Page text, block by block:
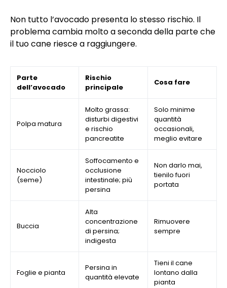
Non tutto l’avocado presenta lo stesso rischio. Il
problema cambia molto a seconda della parte che
il tuo cane riesce a raggiungere.
Parte
dell’avocado
Rischio
principale
Cosa fare
Polpa matura
Molto grassa:
disturbi digestivi
e rischio
pancreatite
Solo minime
quantità
occasionali,
meglio evitare
Nocciolo
(seme)
Soffocamento e
occlusione
intestinale; più
persina
Non darlo mai,
tienilo fuori
portata
Buccia
Alta
concentrazione
di persina;
indigesta
Rimuovere
sempre
Foglie e pianta
Persina in
quantità elevate
Tieni il cane
lontano dalla
pianta